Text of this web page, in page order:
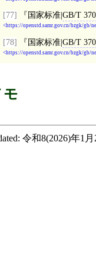
[77] 国家标准|GB/T
https://openstd.samr.gov.cn/bzgk/gb/
[78] 国家标准|GB/T
https://openstd.samr.gov.cn/bzgk/gb/
モ
令和8(2026)年1